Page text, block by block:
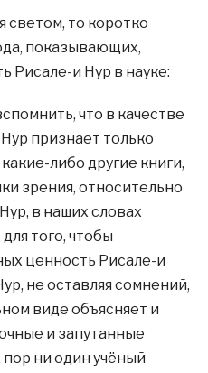
светом, то коротко
показывающих,
Рисале-и Нур в науке:
что в качестве
признает только
либо другие книги,
зрения, относительно
в наших словах
того, чтобы
ценность Рисале-и
не оставляя сомнений,
виде объясняет и
и запутанные
ни один учёный